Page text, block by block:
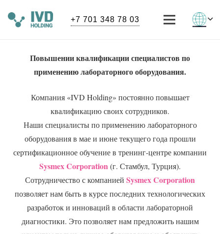
+7 701 348 78 03
Повышении квалификации специалистов по
применению лабораторного оборудования.
Компания «IVD Holding» постоянно повышает
квалификацию своих сотрудников.
Наши специалисты по применению лабораторного
оборудования в мае и июне текущего года прошли
сертификационное обучение в тренинг-центре компании
SysmexCorporation(г. Стамбул, Турция).
Сотрудничество с компанией SysmexCorporation
позволяет нам быть в курсе последних технологических
разработок и инноваций в области лабораторной
диагностики. Это позволяет нам предложить нашим